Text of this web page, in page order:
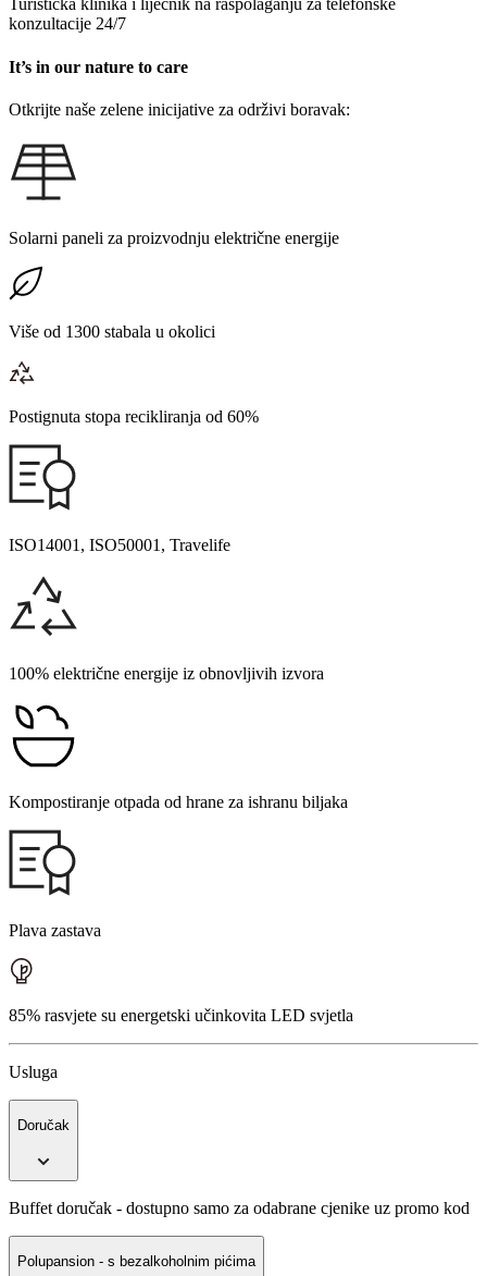
Turistička klinika i liječnik na raspolaganju za telefonske
konzultacije 24/7
It’s in our nature to care
Otkrijte naše zelene inicijative za održivi boravak:
Solarni paneli za proizvodnju električne energije
Više od 1300 stabala u okolici
Postignuta stopa recikliranja od 60%
ISO14001, ISO50001, Travelife
100% električne energije iz obnovljivih izvora
Kompostiranje otpada od hrane za ishranu biljaka
Plava zastava
85% rasvjete su energetski učinkovita LED svjetla
Usluga
Doručak
Buffet doručak - dostupno samo za odabrane cjenike uz promo kod
Polupansion - s bezalkoholnim pićima